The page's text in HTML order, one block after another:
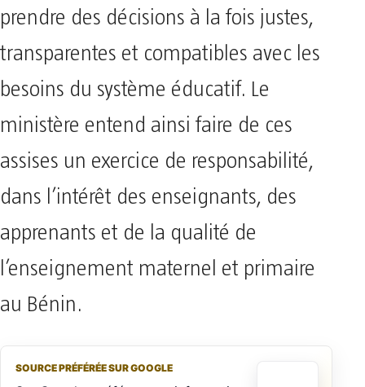
prendre des décisions à la fois justes,
transparentes et compatibles avec les
besoins du système éducatif. Le
ministère entend ainsi faire de ces
assises un exercice de responsabilité,
dans l’intérêt des enseignants, des
apprenants et de la qualité de
l’enseignement maternel et primaire
au Bénin.
SOURCE PRÉFÉRÉE SUR GOOGLE